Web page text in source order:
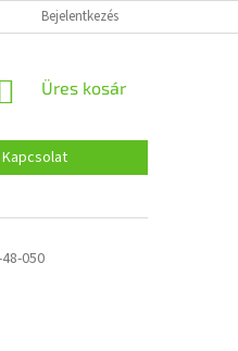
Bejelentkezés
KOSÁR
Üres kosár
Kapcsolat
050